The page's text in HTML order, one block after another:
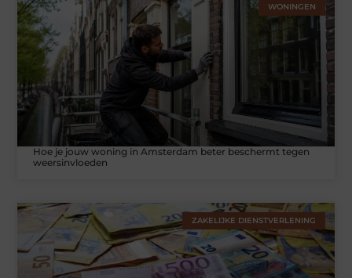
WONINGEN
Hoe je jouw woning in Amsterdam beter beschermt tegen
weersinvloeden
ZAKELIJKE DIENSTVERLENING